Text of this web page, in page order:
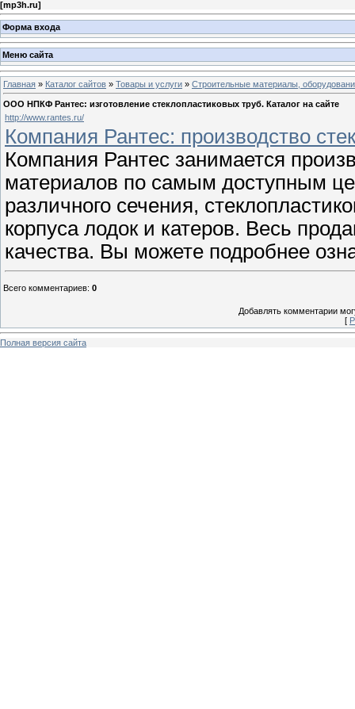
[mp3h.ru]
Форма входа
Меню сайта
Главная » Каталог сайтов » Товары и услуги » Строительные материалы,
ООО НПКФ Рантес: изготовление стеклопластиковых труб. Каталог на сайте
http://www.rantes.ru/
Компания Рантес: производство
Компания Рантес занимается
материалов по самым доступным
различного сечения,
корпуса лодок и катеров. Весь
качества. Вы можете подробнее
Всего комментариев: 0
Добавлять комментарии
[
Полная версия сайта